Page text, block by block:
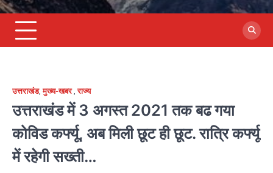
उत्तराखंड,मुख्य-खबर,राज्य
उत्तराखंड में 3 अगस्त 2021 तक बढ गया
कोविड कर्फ्यू, अब मिली छूट ही छूट. रात्रि कर्फ्यू
में रहेगी सख्ती…